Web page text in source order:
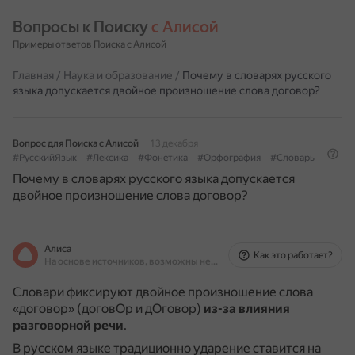
Вопросы к Поиску с Алисой
Примеры ответов Поиска с Алисой
Главная / Наука и образование / Почему в словарях русского
языка допускается двойное произношение слова договор?
Вопрос для Поиска с Алисой
13 декабря
#РусскийЯзык
#Лексика #Фонетика #Орфография #Словарь
Почему в словарях русского языка допускается
двойное произношение слова договор?
Алиса
На основе источников, возможны неточности
Как это работает?
Словари фиксируют двойное произношение слова
«договор» (договОр и дОговор) из-за влияния
разговорной речи.
В русском языке традиционно ударение ставится на